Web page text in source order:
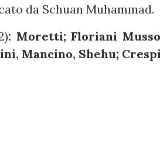
da Schuan Muhammad.
: Moretti; Floriani
Mancino, Shehu;